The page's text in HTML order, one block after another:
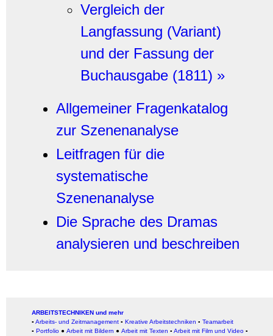
Vergleich der
Langfassung (Variant)
und der Fassung der
Buchausgabe (1811) »
Allgemeiner Fragenkatalog
zur Szenenanalyse
Leitfragen für die
systematische
Szenenanalyse
Die Sprache des Dramas
analysieren und beschreiben
ARBEITSTECHNIKEN und mehr
▪ Arbeits- und Zeitmanagement ▪ Kreative Arbeitstechniken ▪ Teamarbeit
▪ Portfolio ● Arbeit mit Bildern ● Arbeit mit Texten ▪ Arbeit mit Film und Video ▪